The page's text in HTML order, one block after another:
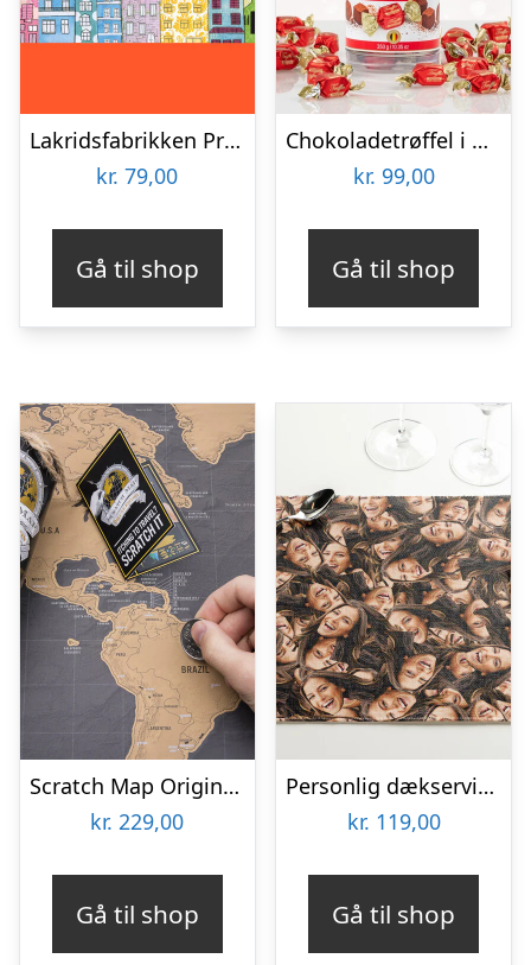
Lakridsfabrikken Premiumlakrids – Stockholm
kr. 79,00
Gå til shop
Chokoladetrøffel i Champagneflaske
kr. 99,00
Gå til shop
Scratch Map Original Deluxe
kr. 229,00
Gå til shop
Personlig dækserviet med Billede – Multiface
kr. 119,00
Gå til shop